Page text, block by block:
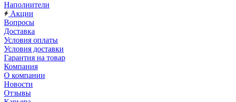
Наполнители
Акции
Вопросы
Доставка
Условия оплаты
Условия доставки
Гарантия на товар
Компания
О компании
Новости
Отзывы